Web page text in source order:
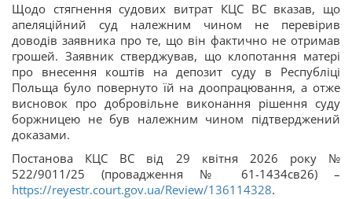
Щодо стягнення судових витрат КЦС ВС вказав, що
апеляційний суд належним чином не перевірив
доводів заявника про те, що він фактично не отримав
грошей. Заявник стверджував, що клопотання матері
про внесення коштів на депозит суду в Республіці
Польща було повернуто їй на доопрацювання, а отже
висновок про добровільне виконання рішення суду
боржницею не був належним чином підтверджений
доказами.
Постанова КЦС ВС від 29 квітня 2026 року №
522/9011/25 (провадження № 61-1434св26) –
https://reyestr.court.gov.ua/Review/136114328.